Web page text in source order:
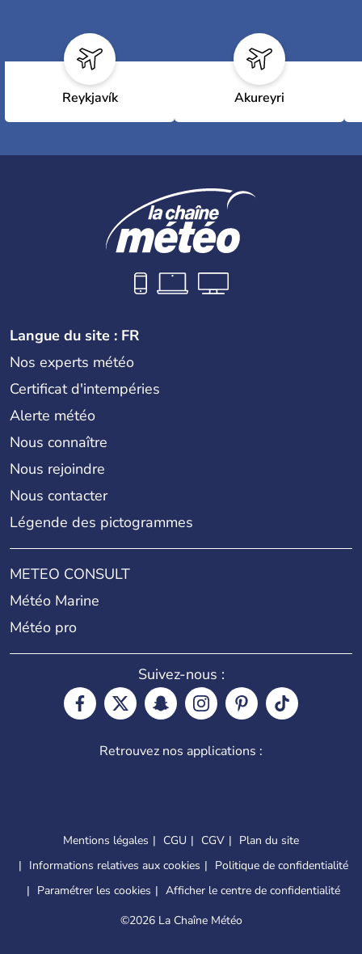
Reykjavík Akureyri
Langue du site : FR
Nos experts météo
Certificat d'intempéries
Alerte météo
Nous connaître
Nous rejoindre
Nous contacter
Légende des pictogrammes
METEO CONSULT
Météo Marine
Météo pro
Suivez-nous :
Retrouvez nos applications :
Mentions légales CGU CGV
Plan du site
Informations relatives aux cookies
Politique de confidentialité
Paramétrer les cookies
Afficher le centre de confidentialité
©2026 La Chaîne Météo